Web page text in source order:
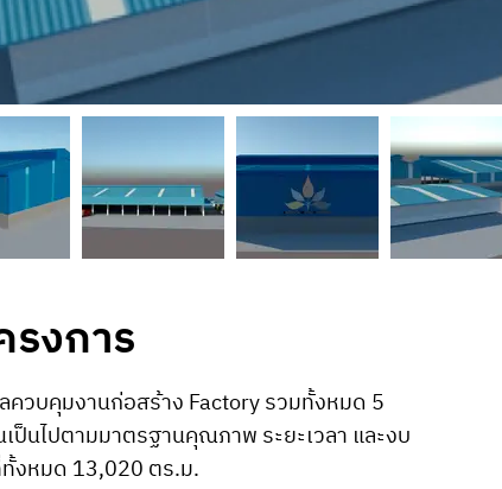
รงการ
ควบคุมงานก่อสร้าง Factory รวมทั้งหมด 5
ป็นไปตามมาตรฐานคุณภาพ ระยะเวลา และงบ
งหมด 13,020 ตร.ม.